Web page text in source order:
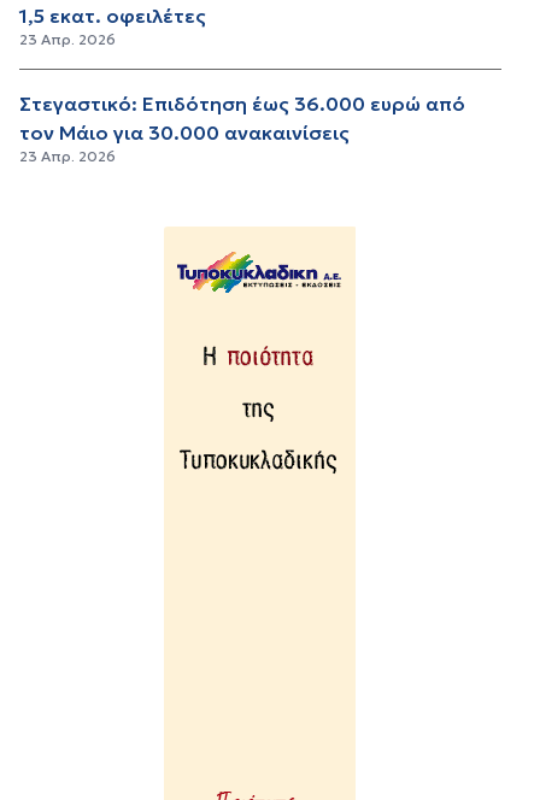
1,5 εκατ. οφειλέτες
23 Απρ. 2026
Στεγαστικό: Επιδότηση έως 36.000 ευρώ από
τον Μάιο για 30.000 ανακαινίσεις
23 Απρ. 2026